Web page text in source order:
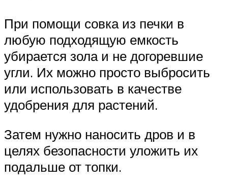
При помощи совка из печки в
любую подходящую емкость
убирается зола и не догоревшие
угли. Их можно просто выбросить
или использовать в качестве
удобрения для растений.
Затем нужно наносить дров и в
целях безопасности уложить их
подальше от топки.